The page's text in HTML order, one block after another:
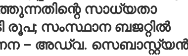
സാധ്യതാ
രൂപ; സംസ്ഥാന ബജറ്റിൽ
– അഡ്വ. സെബാസ്റ്റ്യൻ